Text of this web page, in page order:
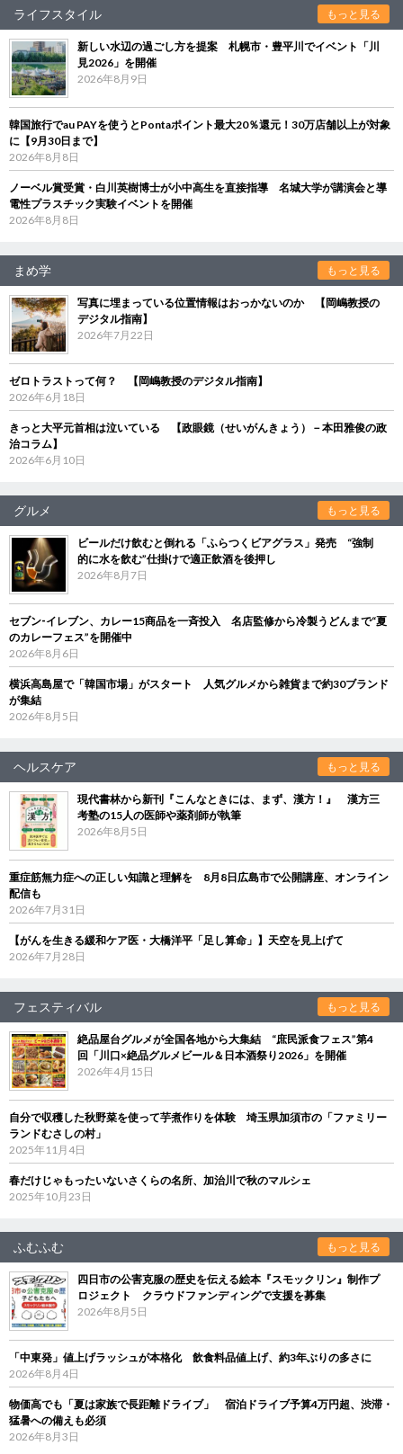
ライフスタイル もっと見る
新しい水辺の過ごし方を提案 札幌市・豊平川でイベント「川
見2026」を開催
2026年8月9日
韓国旅行でau PAYを使うとPontaポイント最大20％還元！30万店舗以上が対象
に【9月30日まで】
2026年8月8日
ノーベル賞受賞・白川英樹博士が小中高生を直接指導 名城大学が講演会と導
電性プラスチック実験イベントを開催
2026年8月8日
まめ学 もっと見る
写真に埋まっている位置情報はおっかないのか 【岡嶋教授の
デジタル指南】
2026年7月22日
ゼロトラストって何？ 【岡嶋教授のデジタル指南】
2026年6月18日
きっと大平元首相は泣いている 【政眼鏡（せいがんきょう）－本田雅俊の政
治コラム】
2026年6月10日
グルメ もっと見る
ビールだけ飲むと倒れる「ふらつくビアグラス」発売 “強制
的に水を飲む”仕掛けで適正飲酒を後押し
2026年8月7日
セブン‐イレブン、カレー15商品を一斉投入 名店監修から冷製うどんまで“夏
のカレーフェス”を開催中
2026年8月6日
横浜高島屋で「韓国市場」がスタート 人気グルメから雑貨まで約30ブランド
が集結
2026年8月5日
ヘルスケア もっと見る
現代書林から新刊『こんなときには、まず、漢方！』 漢方三
考塾の15人の医師や薬剤師が執筆
2026年8月5日
重症筋無力症への正しい知識と理解を 8月8日広島市で公開講座、オンライン
配信も
2026年7月31日
【がんを生きる緩和ケア医・大橋洋平「足し算命」】天空を見上げて
2026年7月28日
フェスティバル もっと見る
絶品屋台グルメが全国各地から大集結 “庶民派食フェス”第4
回「川口×絶品グルメビール＆日本酒祭り2026」を開催
2026年4月15日
自分で収穫した秋野菜を使って芋煮作りを体験 埼玉県加須市の「ファミリー
ランドむさしの村」
2025年11月4日
春だけじゃもったいないさくらの名所、加治川で秋のマルシェ
2025年10月23日
ふむふむ もっと見る
四日市の公害克服の歴史を伝える絵本『スモックリン』制作プ
ロジェクト クラウドファンディングで支援を募集
2026年8月5日
「中東発」値上げラッシュが本格化 飲食料品値上げ、約3年ぶりの多さに
2026年8月4日
物価高でも「夏は家族で長距離ドライブ」 宿泊ドライブ予算4万円超、渋滞・
猛暑への備えも必須
2026年8月3日